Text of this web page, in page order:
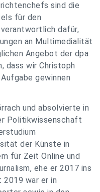
sind die
für den
dafür,
an Multimedialität
Angebot der dpa
dass wir Christoph
gewinnen
und absolvierte in
Politikwissenschaft
der Künste in
für Zeit Online und
ehe er 2017 ins
war er in